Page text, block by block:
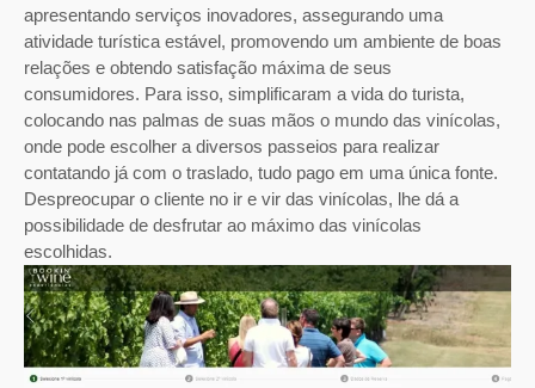
apresentando serviços inovadores, assegurando uma
atividade turística estável, promovendo um ambiente de boas
relações e obtendo satisfação máxima de seus
consumidores. Para isso, simplificaram a vida do turista,
colocando nas palmas de suas mãos o mundo das vinícolas,
onde pode escolher a diversos passeios para realizar
contatando já com o traslado, tudo pago em uma única fonte.
Despreocupar o cliente no ir e vir das vinícolas, lhe dá a
possibilidade de desfrutar ao máximo das vinícolas
escolhidas.